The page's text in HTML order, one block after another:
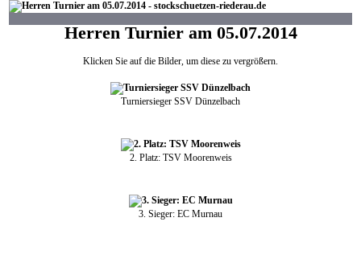
Herren Turnier am 05.07.2014
Klicken Sie auf die Bilder, um diese zu vergrößern.
Turniersieger SSV Dünzelbach
2. Platz: TSV Moorenweis
3. Sieger: EC Murnau